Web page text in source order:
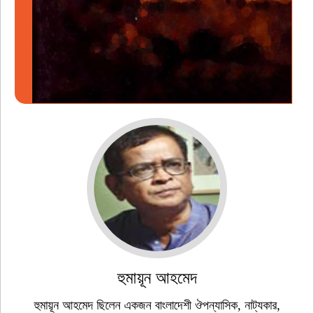
হুমায়ূন আহমেদ
হুমায়ূন আহমেদ ছিলেন একজন বাংলাদেশী ঔপন্যাসিক, নাট্যকার,